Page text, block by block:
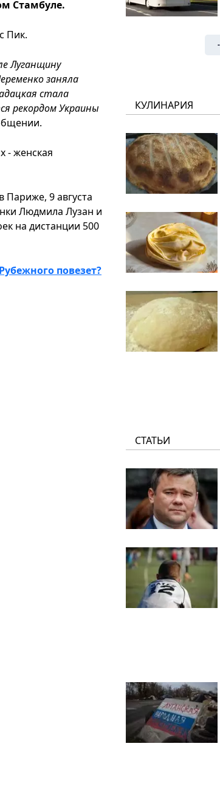
Стамбуле.
Пик.
Луганщину
заняла
стала
рекордом Украины
- женская
9 августа
Людмила Лузан и
на дистанции 500
повезет?
КУЛИНАРИЯ
СТАТЬИ